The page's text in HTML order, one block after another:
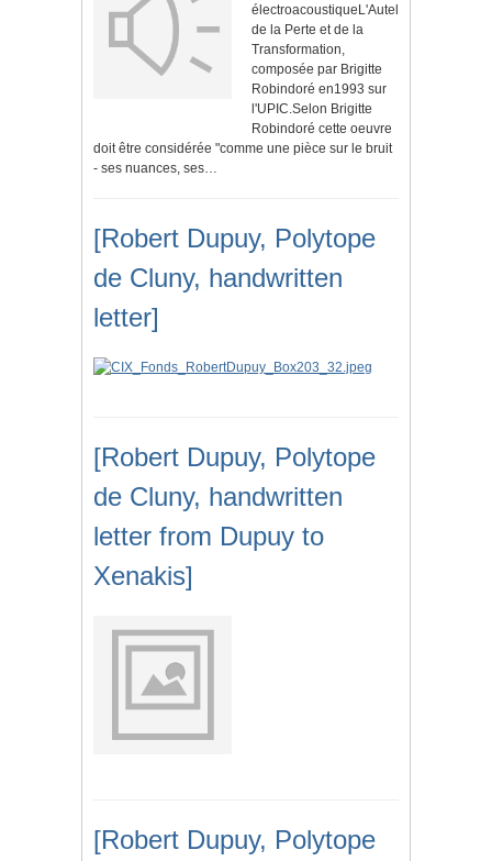
électroacoustiqueL'Autel
de la Perte et de la
Transformation,
composée par Brigitte
Robindoré en1993 sur
l'UPIC.Selon Brigitte
Robindoré cette oeuvre
doit être considérée "comme une pièce sur le bruit
- ses nuances, ses…
[Robert Dupuy, Polytope
de Cluny, handwritten
letter]
[Robert Dupuy, Polytope
de Cluny, handwritten
letter from Dupuy to
Xenakis]
[Robert Dupuy, Polytope